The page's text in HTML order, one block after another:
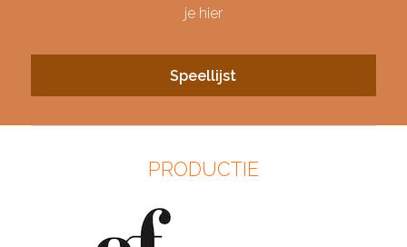
je hier
Speellijst
PRODUCTIE